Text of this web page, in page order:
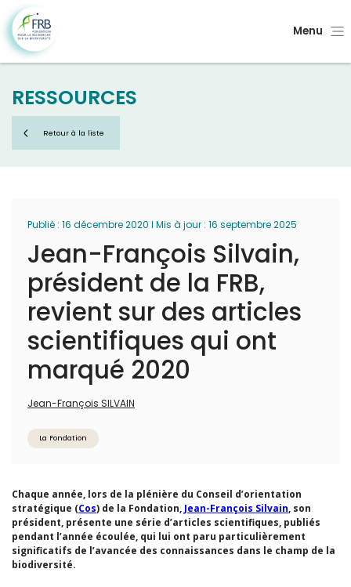
Menu
RESSOURCES
Retour à la liste
Publié : 16 décembre 2020 I Mis à jour : 16 septembre 2025
Jean-François Silvain,
président de la FRB,
revient sur des articles
scientifiques qui ont
marqué 2020
Jean-François SILVAIN
La Fondation
Chaque année, lors de la plénière du Conseil d’orientation
stratégique (Cos) de la Fondation, Jean-François Silvain, son
président, présente une série d’articles scientifiques, publiés
pendant l’année écoulée, qui lui ont paru particulièrement
significatifs de l’avancée des connaissances dans le champ de la
biodiversité.